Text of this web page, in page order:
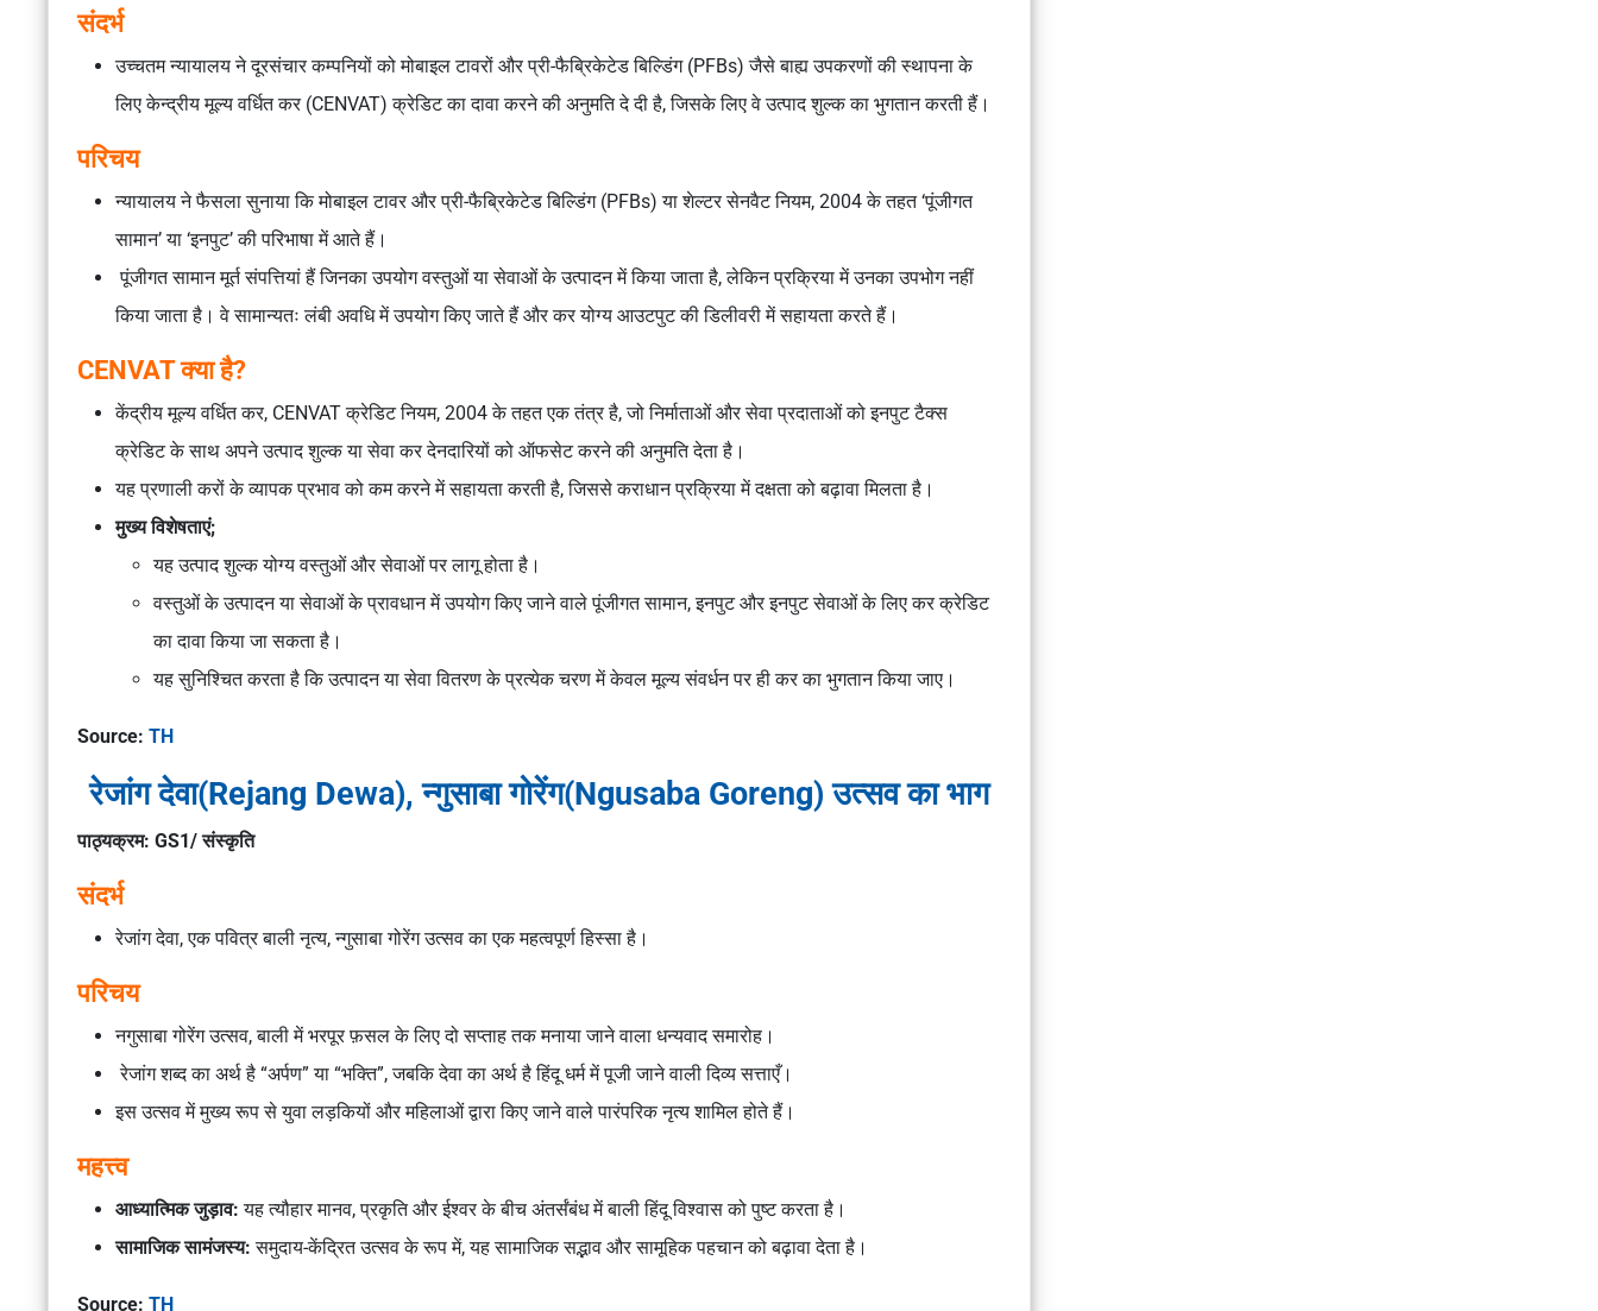
संदर्भ
उच्चतम न्यायालय ने दूरसंचार कम्पनियों को मोबाइल टावरों और प्री-फैब्रिकेटेड बिल्डिंग (PFBs) जैसे बाह्य उपकरणों की स्थापना के
लिए केन्द्रीय मूल्य वर्धित कर (CENVAT) क्रेडिट का दावा करने की अनुमति दे दी है, जिसके लिए वे उत्पाद शुल्क का भुगतान करती हैं।
परिचय
न्यायालय ने फैसला सुनाया कि मोबाइल टावर और प्री-फैब्रिकेटेड बिल्डिंग (PFBs) या शेल्टर सेनवैट नियम, 2004 के तहत ‘पूंजीगत
सामान’ या ‘इनपुट’ की परिभाषा में आते हैं।
पूंजीगत सामान मूर्त संपत्तियां हैं जिनका उपयोग वस्तुओं या सेवाओं के उत्पादन में किया जाता है, लेकिन प्रक्रिया में उनका उपभोग नहीं
किया जाता है। वे सामान्यतः लंबी अवधि में उपयोग किए जाते हैं और कर योग्य आउटपुट की डिलीवरी में सहायता करते हैं।
CENVAT क्या है?
केंद्रीय मूल्य वर्धित कर, CENVAT क्रेडिट नियम, 2004 के तहत एक तंत्र है, जो निर्माताओं और सेवा प्रदाताओं को इनपुट टैक्स
क्रेडिट के साथ अपने उत्पाद शुल्क या सेवा कर देनदारियों को ऑफसेट करने की अनुमति देता है।
यह प्रणाली करों के व्यापक प्रभाव को कम करने में सहायता करती है, जिससे कराधान प्रक्रिया में दक्षता को बढ़ावा मिलता है।
मुख्य विशेषताएं;
यह उत्पाद शुल्क योग्य वस्तुओं और सेवाओं पर लागू होता है।
वस्तुओं के उत्पादन या सेवाओं के प्रावधान में उपयोग किए जाने वाले पूंजीगत सामान, इनपुट और इनपुट सेवाओं के लिए कर क्रेडिट
का दावा किया जा सकता है।
यह सुनिश्चित करता है कि उत्पादन या सेवा वितरण के प्रत्येक चरण में केवल मूल्य संवर्धन पर ही कर का भुगतान किया जाए।
Source: TH
रेजांग देवा(Rejang Dewa), न्गुसाबा गोरेंग(Ngusaba Goreng) उत्सव का भाग
पाठ्यक्रम: GS1/ संस्कृति
संदर्भ
रेजांग देवा, एक पवित्र बाली नृत्य, न्गुसाबा गोरेंग उत्सव का एक महत्वपूर्ण हिस्सा है।
परिचय
नगुसाबा गोरेंग उत्सव, बाली में भरपूर फ़सल के लिए दो सप्ताह तक मनाया जाने वाला धन्यवाद समारोह।
रेजांग शब्द का अर्थ है “अर्पण” या “भक्ति”, जबकि देवा का अर्थ है हिंदू धर्म में पूजी जाने वाली दिव्य सत्ताएँ।
इस उत्सव में मुख्य रूप से युवा लड़कियों और महिलाओं द्वारा किए जाने वाले पारंपरिक नृत्य शामिल होते हैं।
महत्त्व
आध्यात्मिक जुड़ाव:यह त्यौहार मानव, प्रकृति और ईश्वर के बीच अंतर्संबंध में बाली हिंदू विश्वास को पुष्ट करता है।
सामाजिक सामंजस्य:समुदाय-केंद्रित उत्सव के रूप में, यह सामाजिक सद्भाव और सामूहिक पहचान को बढ़ावा देता है।
Source: TH